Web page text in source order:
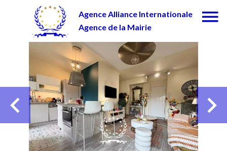
Agence Alliance Internationale
Agence de la Mairie